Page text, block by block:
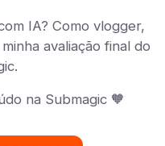
IA? Como vlogger,
avaliação final do
na Submagic 🧡